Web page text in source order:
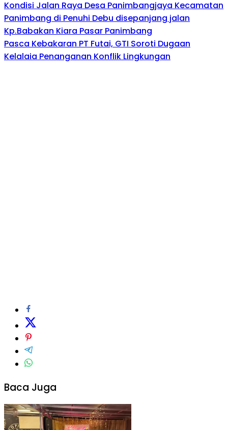
Kondisi Jalan Raya Desa Panimbangjaya Kecamatan
Panimbang di Penuhi Debu disepanjang jalan
Kp.Babakan Kiara Pasar Panimbang
Pasca Kebakaran PT Futai, GTI Soroti Dugaan
Kelalaia Penanganan Konflik Lingkungan
Baca Juga